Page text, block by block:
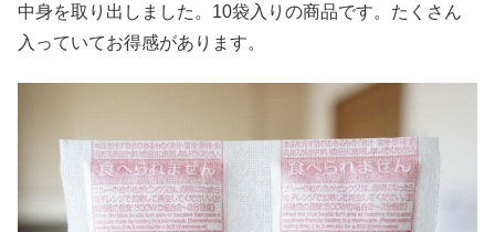
中身を取り出しました。10袋入りの商品です。たくさん
入っていてお得感があります。